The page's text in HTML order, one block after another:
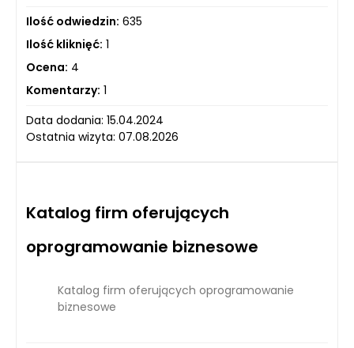
Ilość odwiedzin: 635
Ilość kliknięć: 1
Ocena: 4
Komentarzy: 1
Data dodania: 15.04.2024
Ostatnia wizyta: 07.08.2026
Katalog firm oferujących
oprogramowanie biznesowe
Katalog firm oferujących oprogramowanie
biznesowe